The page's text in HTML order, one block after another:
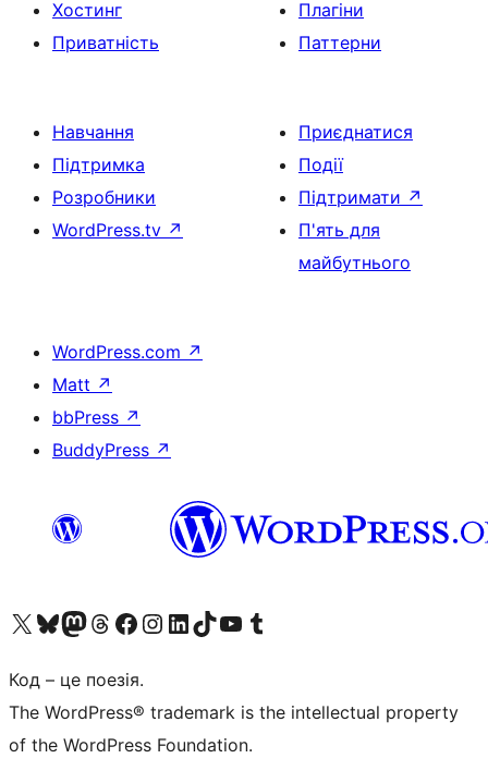
Хостинг
Приватність
Плагіни
Паттерни
Навчання
Підтримка
Розробники
WordPress.tv ↗
Приєднатися
Події
Підтримати ↗
П'ять для
майбутнього
WordPress.com ↗
Matt ↗
bbPress ↗
BuddyPress ↗
Visit our X (formerly Twitter) account
Visit our Bluesky account
Завітайте до нашої стрічки в Mastodon
Visit our Threads account
Завітайте на нашу сторінку в Facebook
Visit our Instagram account
Visit our LinkedIn account
Visit our TikTok account
Visit our YouTube channel
Visit our Tumblr account
Код – це поезія.
The WordPress® trademark is the intellectual property
of the WordPress Foundation.